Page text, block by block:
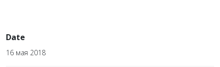
Date
16 мая 2018